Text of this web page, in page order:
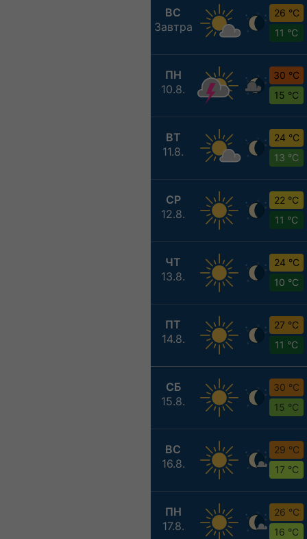
ВС
Завтра
26 °C
11 °C
ПН
10.8.
30 °C
15 °C
ВТ
11.8.
24 °C
13 °C
СР
12.8.
22 °C
11 °C
ЧТ
13.8.
24 °C
10 °C
ПТ
14.8.
27 °C
11 °C
СБ
15.8.
30 °C
15 °C
ВС
16.8.
29 °C
17 °C
ПН
17.8.
26 °C
16 °C